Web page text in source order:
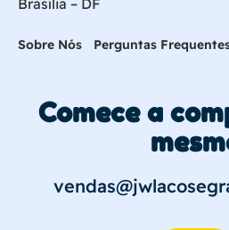
Sobre Nós Perguntas
Comece a